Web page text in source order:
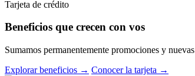
Tarjeta de crédito
Beneficios que crecen con vos
Sumamos permanentemente promociones y
Explorar beneficios → Conocer la tarjeta →